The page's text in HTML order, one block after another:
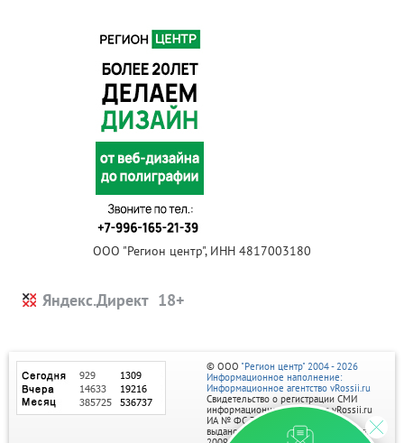
ООО "Регион центр", ИНН 4817003180
Яндекс.Директ
© ООО "Регион центр" 2004 - 2026
Информационное наполнение:
Информационное агентство vRossii.ru
Свидетельство о регистрации СМИ
информационного агентства vRossii.ru
ИА № ФС 77‑35502
выдано РОСКОМНАДЗОРом 04 марта